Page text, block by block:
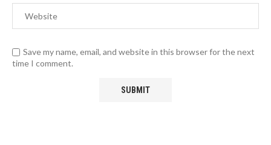
Save my name, email, and website in this browser for the next
time I comment.